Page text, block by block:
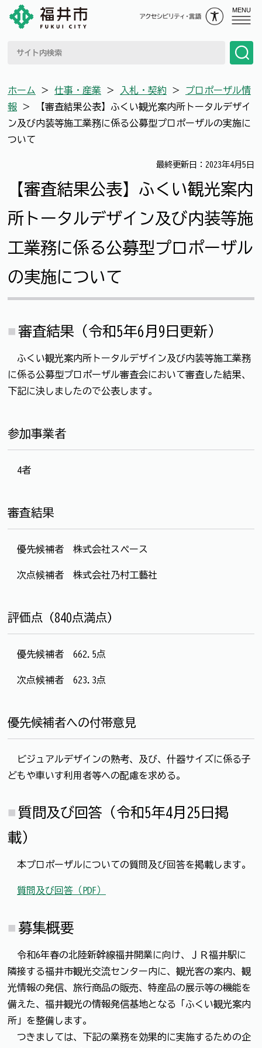
MENU
ホーム ＞ 仕事・産業 ＞ 入札・契約 ＞ プロポーザル情
報 ＞
【審査結果公表】ふくい観光案内所トータルデザイ
ン及び内装等施工業務に係る公募型プロポーザルの実施に
ついて
最終更新日：2023年4月5日
【審査結果公表】ふくい観光案内
所トータルデザイン及び内装等施
工業務に係る公募型プロポーザル
の実施について
審査結果（令和5年6月9日更新）
ふくい観光案内所トータルデザイン及び内装等施工業務
に係る公募型プロポーザル審査会において審査した結果、
下記に決しましたので公表します。
参加事業者
4者
審査結果
優先候補者 株式会社スペース
次点候補者 株式会社乃村工藝社
評価点（840点満点）
優先候補者 662.5点
次点候補者 623.3点
優先候補者への付帯意見
ビジュアルデザインの熟考、及び、什器サイズに係る子
どもや車いす利用者等への配慮を求める。
質問及び回答（令和5年4月25日掲
載）
本プロポーザルについての質問及び回答を掲載します。
質問及び回答（PDF）
募集概要
令和6年春の北陸新幹線福井開業に向け、ＪＲ福井駅に
隣接する福井市観光交流センター内に、観光客の案内、観
光情報の発信、旅行商品の販売、特産品の展示等の機能を
備えた、福井観光の情報発信基地となる「ふくい観光案内
所」を整備します。
つきましては、下記の業務を効果的に実施するための企